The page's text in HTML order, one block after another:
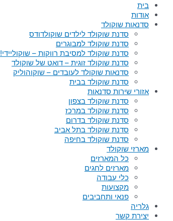
בית
אודות
סדנאות שוקולד
סדנת שוקולד לילדים שוקולדודס
סדנת שוקולד למבוגרים
סדנת שוקולד למסיבת רווקות – שוקוליידי!
סדנת שוקולד זוגית – דואט של שוקולד
סדנאות שוקולד לעובדים – שוקוהוליק
סדנת שוקולד בבית
אזורי שירות סדנאות
סדנת שוקולד בצפון
סדנת שוקולד במרכז
סדנת שוקולד בדרום
סדנת שוקולד בתל אביב
סדנת שוקולד בחיפה
מארזי שוקולד
כל המארזים
מארזים לחגים
כלי עבודה
מקצועות
פנאי ותחביבים
גלריה
יצירת קשר